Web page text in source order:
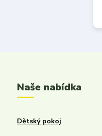
Naše nabídka
Dětský pokoj